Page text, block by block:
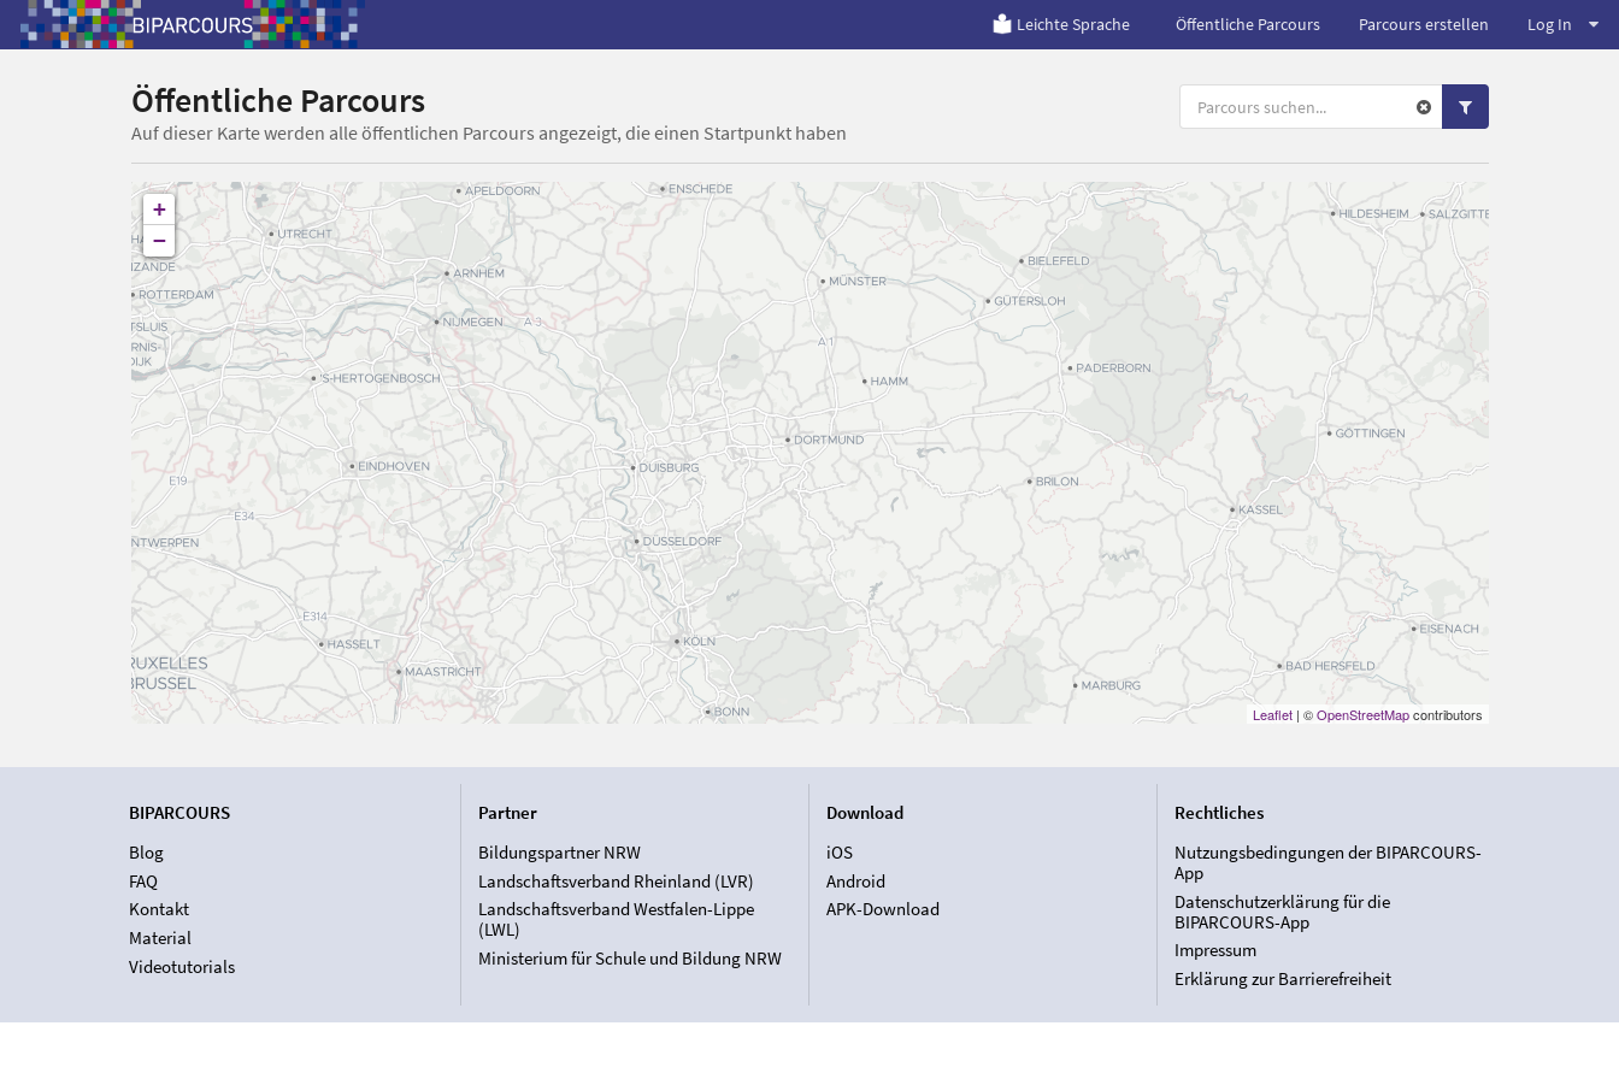
Leichte Sprache Öffentliche Parcours Parcours erstellen Log In
Öffentliche Parcours
Auf dieser Karte werden alle öffentlichen Parcours angezeigt, die einen Startpunkt haben
+
−
Leaflet| ©OpenStreetMapcontributors
BIPARCOURS
Blog
FAQ
Kontakt
Material
Videotutorials
Partner
Bildungspartner NRW
Landschaftsverband Rheinland (LVR)
Landschaftsverband Westfalen-Lippe
(LWL)
Ministerium für Schule und Bildung NRW
Download
iOS
Android
APK-Download
Rechtliches
Nutzungsbedingungen der BIPARCOURS-
App
Datenschutzerklärung für die
BIPARCOURS-App
Impressum
Erklärung zur Barrierefreiheit